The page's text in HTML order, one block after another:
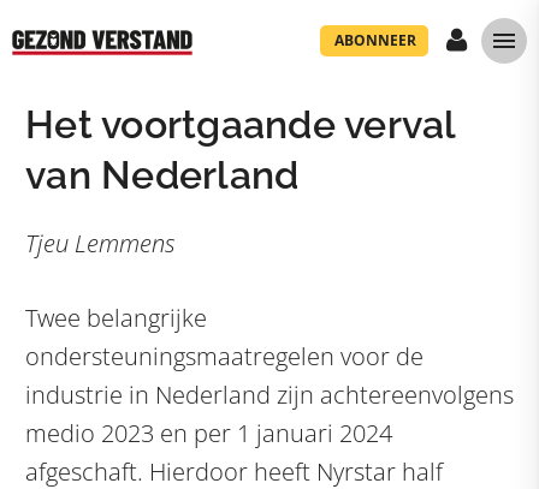
ABONNEER
Het voortgaande verval
van Nederland
Tjeu Lemmens
Twee belangrijke
ondersteuningsmaatregelen voor de
industrie in Nederland zijn achtereenvolgens
medio 2023 en per 1 januari 2024
afgeschaft. Hierdoor heeft Nyrstar half